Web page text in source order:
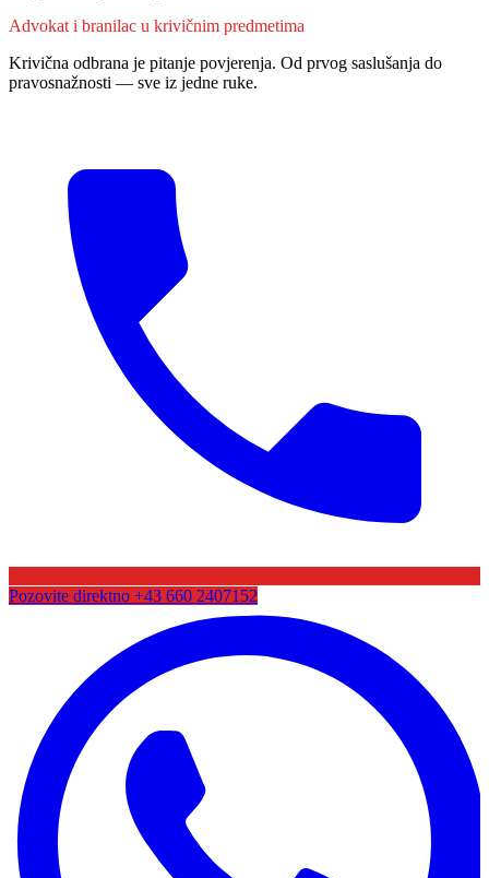
Advokat i branilac u krivičnim predmetima
Krivična odbrana je pitanje povjerenja. Od prvog saslušanja do
pravosnažnosti — sve iz jedne ruke.
Pozovite direktno +43 660 2407152